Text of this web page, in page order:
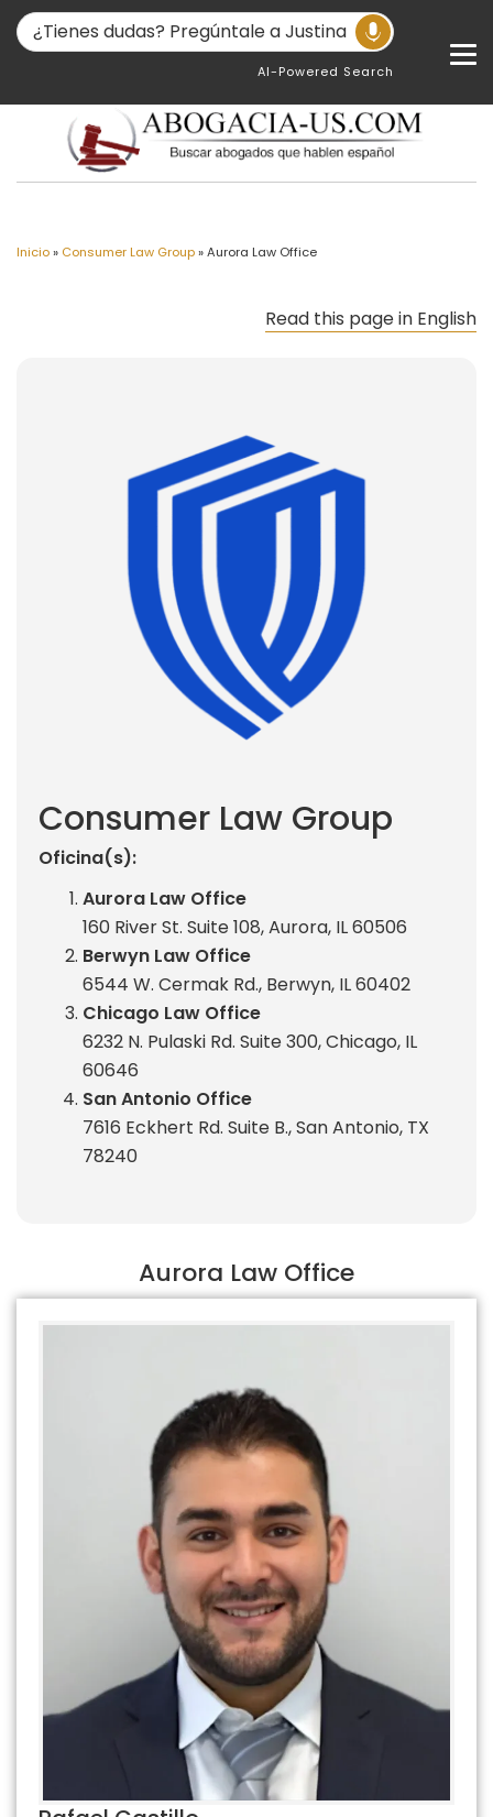
AI-Powered Search
Inicio» Consumer Law Group»Aurora Law Office
Read this page in English
Consumer Law Group
Oficina(s):
Aurora Law Office
160 River St. Suite 108, Aurora, IL 60506
Berwyn Law Office
6544 W. Cermak Rd., Berwyn, IL 60402
Chicago Law Office
6232 N. Pulaski Rd. Suite 300, Chicago, IL
60646
San Antonio Office
7616 Eckhert Rd. Suite B., San Antonio, TX
78240
Aurora Law Office